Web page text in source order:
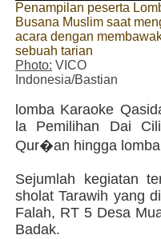
Penampilan peserta
Busana Muslim saat
acara dengan
sebuah tarian
Photo: VICO
Indonesia/Bastian
lomba Karaoke
la Pemilihan Dai
Qur�an hingga
Sejumlah kegiatan
sholat Tarawih yang
Falah, RT 5 Desa
Badak.